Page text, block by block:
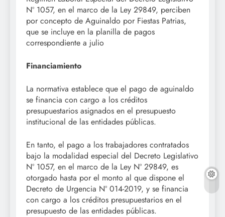
Nº 1057, en el marco de la Ley 29849, perciben
por concepto de Aguinaldo por Fiestas Patrias,
que se incluye en la planilla de pagos
correspondiente a julio
Financiamiento
La normativa establece que el pago de aguinaldo
se financia con cargo a los créditos
presupuestarios asignados en el presupuesto
institucional de las entidades públicas.
En tanto, el pago a los trabajadores contratados
bajo la modalidad especial del Decreto Legislativo
Nº 1057, en el marco de la Ley Nº 29849, es
otorgado hasta por el monto al que dispone el
Decreto de Urgencia Nº 014-2019, y se financia
con cargo a los créditos presupuestarios en el
presupuesto de las entidades públicas.